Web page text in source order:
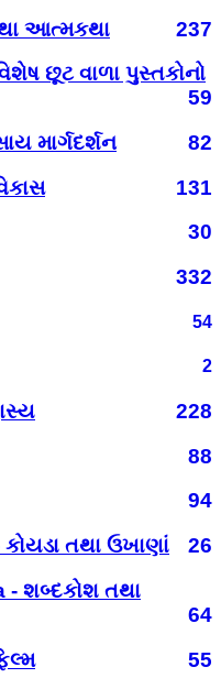
આત્મકથા
237
છૂટ વાળા પુસ્તકોનો
59
માર્ગદર્શન
82
131
30
332
54
2
228
88
94
તથા ઉખાણાં
26
- શબ્દકોશ તથા
64
55